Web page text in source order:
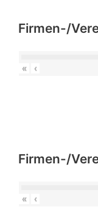
Firmen-/
« ‹
Firmen-/
« ‹